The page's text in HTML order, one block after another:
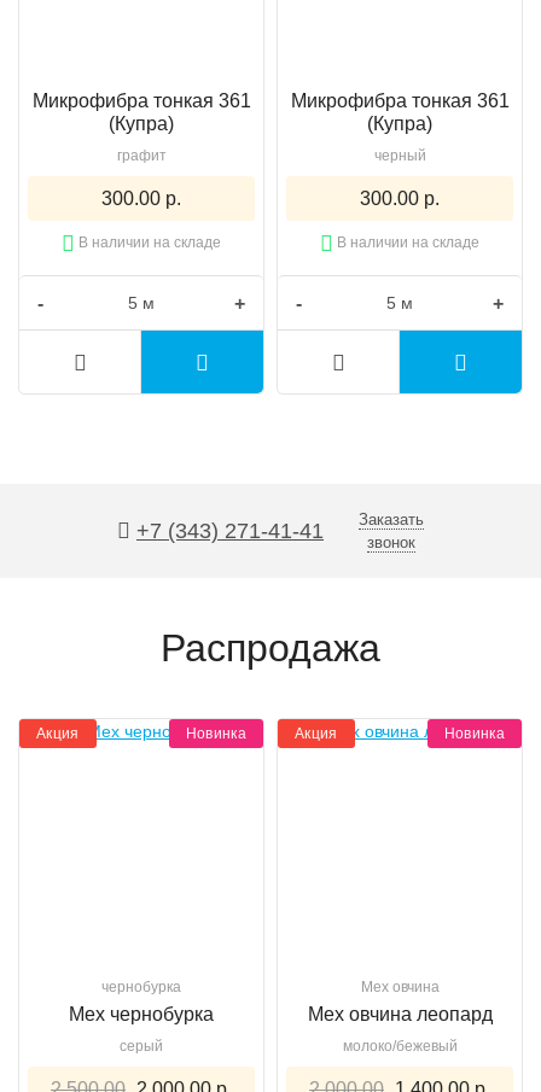
Микрофибра тонкая 361
(Купра)
графит
300.00 р.
В наличии на складе
- +
Микрофибра тонкая 361
(Купра)
черный
300.00 р.
В наличии на складе
- +
+7 (343) 271-41-41
Заказать
звонок
Распродажа
Акция Новинка
чернобурка
Мех чернобурка
серый
Акция Новинка
Мех овчина
Мех овчина леопард
молоко/бежевый